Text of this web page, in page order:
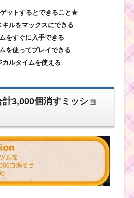
ットするとできること★
キルをマックスにできる
をすぐに入手できる
を使ってプレイできる
カルタイムを使える
3,000個消すミッショ